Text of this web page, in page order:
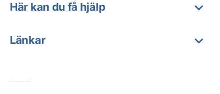
Här kan du få hjälp
Länkar